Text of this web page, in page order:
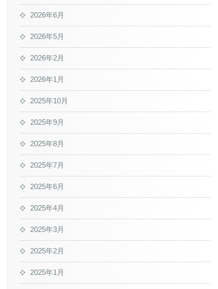
2026年6月
2026年5月
2026年2月
2026年1月
2025年10月
2025年9月
2025年8月
2025年7月
2025年6月
2025年4月
2025年3月
2025年2月
2025年1月